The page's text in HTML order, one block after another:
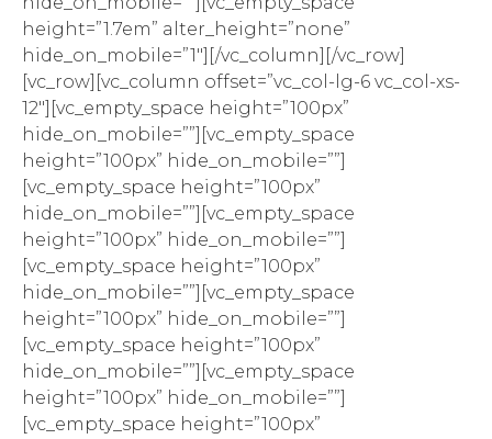
height=”1.7em” alter_height=”none”
hide_on_mobile=”1″][/vc_column][/vc_row]
[vc_row][vc_column offset=”vc_col-lg-6 vc_col-xs-
12″][vc_empty_space height=”100px”
hide_on_mobile=””][vc_empty_space
height=”100px” hide_on_mobile=””]
[vc_empty_space height=”100px”
hide_on_mobile=””][vc_empty_space
height=”100px” hide_on_mobile=””]
[vc_empty_space height=”100px”
hide_on_mobile=””][vc_empty_space
height=”100px” hide_on_mobile=””]
[vc_empty_space height=”100px”
hide_on_mobile=””][vc_empty_space
height=”100px” hide_on_mobile=””]
[vc_empty_space height=”100px”